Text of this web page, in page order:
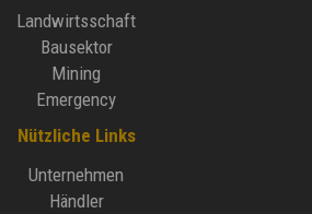
Landwirtsschaft
Bausektor
Mining
Emergency
Nützliche Links
Unternehmen
Händler